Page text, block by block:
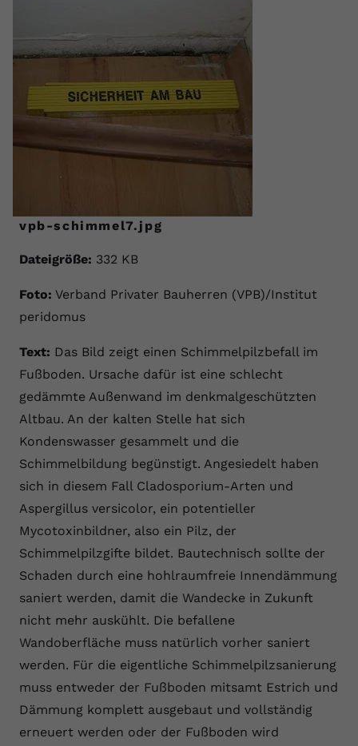
vpb-schimmel7.jpg
Dateigröße: 332 KB
Foto: Verband Privater Bauherren (VPB)/Institut
peridomus
Text: Das Bild zeigt einen Schimmelpilzbefall im
Fußboden. Ursache dafür ist eine schlecht
gedämmte Außenwand im denkmalgeschützten
Altbau. An der kalten Stelle hat sich
Kondenswasser gesammelt und die
Schimmelbildung begünstigt. Angesiedelt haben
sich in diesem Fall Cladosporium-Arten und
Aspergillus versicolor, ein potentieller
Mycotoxinbildner, also ein Pilz, der
Schimmelpilzgifte bildet. Bautechnisch sollte der
Schaden durch eine hohlraumfreie Innendämmung
saniert werden, damit die Wandecke in Zukunft
nicht mehr auskühlt. Die befallene
Wandoberfläche muss natürlich vorher saniert
werden. Für die eigentliche Schimmelpilzsanierung
muss entweder der Fußboden mitsamt Estrich und
Dämmung komplett ausgebaut und vollständig
erneuert werden oder der Fußboden wird